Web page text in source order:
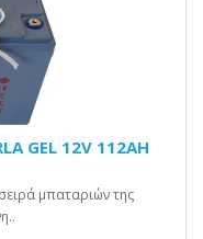
GEL 12V 112AH
μπαταριών της